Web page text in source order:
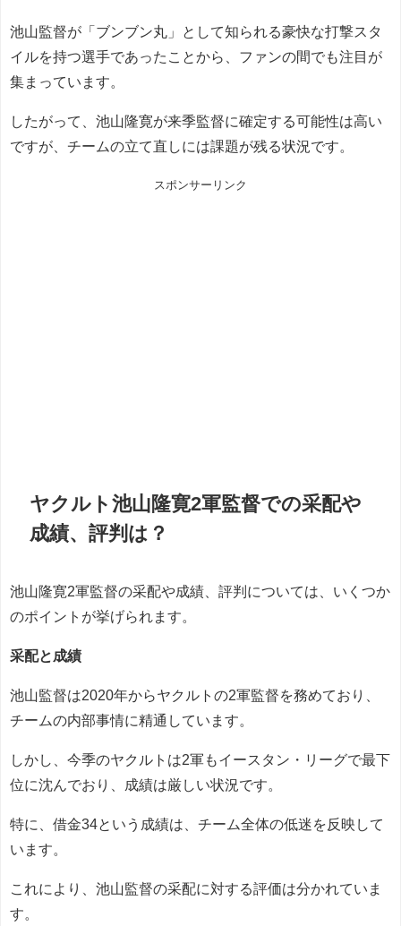
池山監督が「ブンブン丸」として知られる豪快な打撃スタ
イルを持つ選手であったことから、ファンの間でも注目が
集まっています。
したがって、池山隆寛が来季監督に確定する可能性は高い
ですが、チームの立て直しには課題が残る状況です。
スポンサーリンク
ヤクルト池山隆寛2軍監督での采配や
成績、評判は？
池山隆寛2軍監督の采配や成績、評判については、いくつか
のポイントが挙げられます。
采配と成績
池山監督は2020年からヤクルトの2軍監督を務めており、
チームの内部事情に精通しています。
しかし、今季のヤクルトは2軍もイースタン・リーグで最下
位に沈んでおり、成績は厳しい状況です。
特に、借金34という成績は、チーム全体の低迷を反映して
います。
これにより、池山監督の采配に対する評価は分かれていま
す。